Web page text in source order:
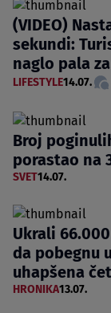
(VIDEO)
sekundi:
naglo pala
LIFESTYLE14.07.
Broj
porastao na
SVET14.07.
Ukrali
da pobegnu
uhapšena
HRONIKA13.07.